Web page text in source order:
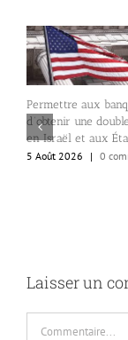
Permettre aux
d’obtenir une
en Israël et aux
5 Août 2026
| 0
Laisser un